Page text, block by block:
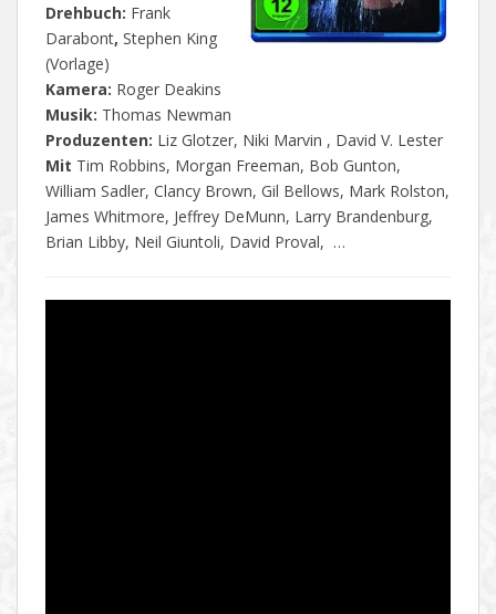
Drehbuch: Frank
Darabont, Stephen King
(Vorlage)
Kamera: Roger Deakins
Musik: Thomas Newman
Produzenten: Liz Glotzer, Niki Marvin , David V. Lester
Mit Tim Robbins, Morgan Freeman, Bob Gunton,
William Sadler, Clancy Brown, Gil Bellows, Mark Rolston,
James Whitmore, Jeffrey DeMunn, Larry Brandenburg,
Brian Libby, Neil Giuntoli, David Proval, …